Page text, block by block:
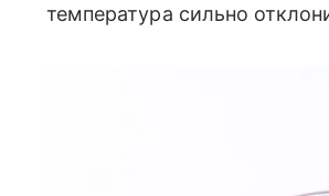
температура сильно